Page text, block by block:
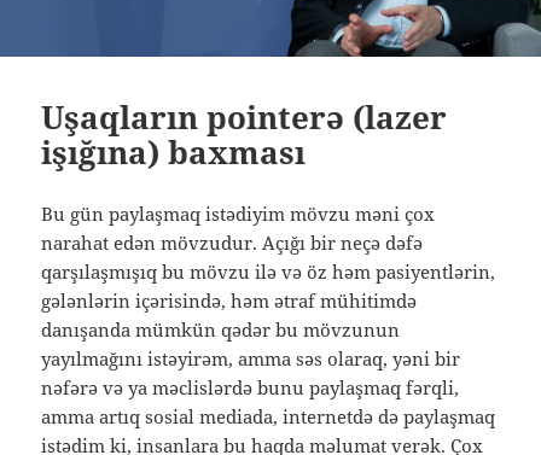
Uşaqların pointerə (lazer
işığına) baxması
Bu gün paylaşmaq istədiyim mövzu məni çox
narahat edən mövzudur. Açığı bir neçə dəfə
qarşılaşmışıq bu mövzu ilə və öz həm pasiyentlərin,
gələnlərin içərisində, həm ətraf mühitimdə
danışanda mümkün qədər bu mövzunun
yayılmağını istəyirəm, amma səs olaraq, yəni bir
nəfərə və ya məclislərdə bunu paylaşmaq fərqli,
amma artıq sosial mediada, internetdə də paylaşmaq
istədim ki, insanlara bu haqda məlumat verək. Çox